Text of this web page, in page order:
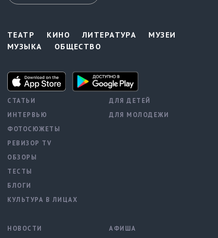
ТЕАТР КИНО ЛИТЕРАТУРА
МУЗЕИ
МУЗЫКА
ОБЩЕСТВО
СТАТЬИ
ИНТЕРВЬЮ
ФОТОСЮЖЕТЫ
РЕВИЗОР TV
ОБЗОРЫ
ТЕСТЫ
БЛОГИ
КУЛЬТУРА В ЛИЦАХ
ДЛЯ ДЕТЕЙ
ДЛЯ МОЛОДЕЖИ
НОВОСТИ
АФИША